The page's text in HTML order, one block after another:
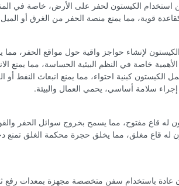
استخدام الكيستون لحفر على الأرض، خاصة في
قوية، مما يمنع منصة الحفر من الغرق أو
لإنشاء حواجز واقية حول مواقع الحفر، مما
خاصة في النظم البيئية الحساسة، مما يمنع
الكيستون كبنية احتواء، مما يمنع انبعاث النفط أو
سلامة أساسي، يحمي العمال والبيئة.
له قاع مفتوح، مما يسمح بخروج سوائل الحفر
له قاع مغلق، مما يخلق حجرة محكمة الغلق تمنع
عادة باستخدام سفن متخصصة مجهزة بمعدات رفع